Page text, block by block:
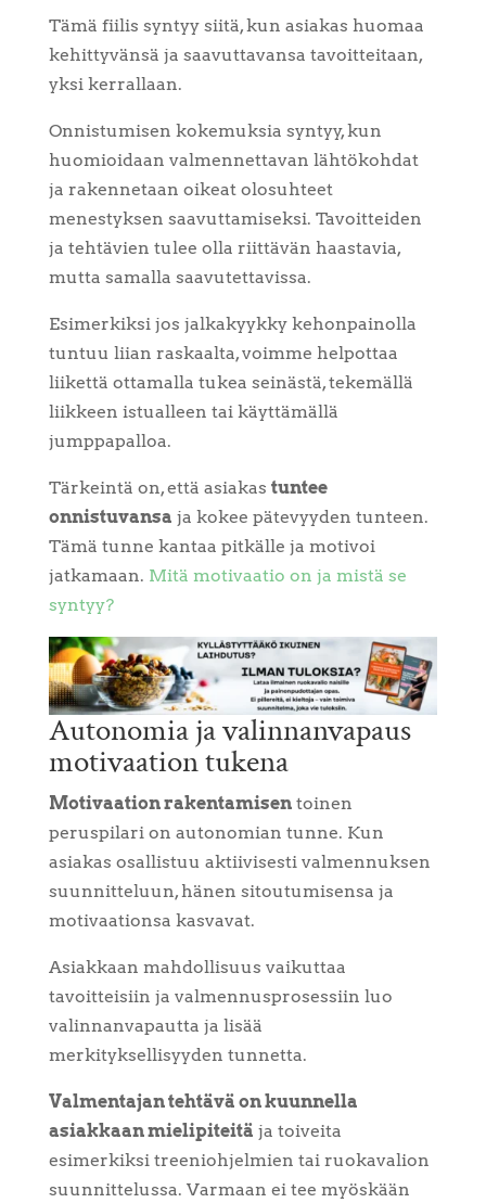
Tämä fiilis syntyy siitä, kun asiakas huomaa
kehittyvänsä ja saavuttavansa tavoitteitaan,
yksi kerrallaan.
Onnistumisen kokemuksia syntyy, kun
huomioidaan valmennettavan lähtökohdat
ja rakennetaan oikeat olosuhteet
menestyksen saavuttamiseksi. Tavoitteiden
ja tehtävien tulee olla riittävän haastavia,
mutta samalla saavutettavissa.
Esimerkiksi jos jalkakyykky kehonpainolla
tuntuu liian raskaalta, voimme helpottaa
liikettä ottamalla tukea seinästä, tekemällä
liikkeen istualleen tai käyttämällä
jumppapalloa.
Tärkeintä on, että asiakas tuntee
onnistuvansa ja kokee pätevyyden tunteen.
Tämä tunne kantaa pitkälle ja motivoi
jatkamaan. Mitä motivaatio on ja mistä se
syntyy?
Autonomia ja valinnanvapaus
motivaation tukena
Motivaation rakentamisentoinen
peruspilari on autonomian tunne. Kun
asiakas osallistuu aktiivisesti valmennuksen
suunnitteluun, hänen sitoutumisensa ja
motivaationsa kasvavat.
Asiakkaan mahdollisuus vaikuttaa
tavoitteisiin ja valmennusprosessiin luo
valinnanvapautta ja lisää
merkityksellisyyden tunnetta.
Valmentajan tehtävä on kuunnella
asiakkaan mielipiteitä ja toiveita
esimerkiksi treeniohjelmien tai ruokavalion
suunnittelussa. Varmaan ei tee myöskään